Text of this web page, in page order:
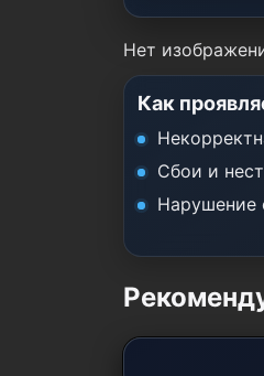
Нет
Как
Сбои и
Нарушение